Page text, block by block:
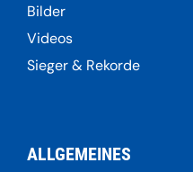
Bilder
Videos
Sieger & Rekorde
ALLGEMEINES